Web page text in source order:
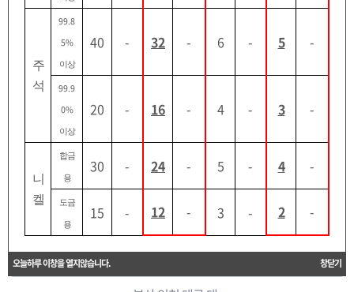
조달청 비축물자 홈페이지 게시하는원자재 판매가격은조달청 비축
이용업체 등록
한 실 수요업체가 조달청 비축기지에 보관된
를 구매할 경우에 적용되는 가격
원
자
품명
판매가격(부가세
포함)
알루미늄(서구산)
부산,인천,대구,대
전, 전북
5,690,000원/톤
알루미늄(비서구산) 5,580,000원/톤
주
석
99.8
5%
이상
40 - 32 - 6 - 5 -
99.9
0%
이상
20 - 16 - 4 - 3 -
니
켈
합금
용
30 - 24 - 5 - 4 -
도금
용
15 - 12 - 3 - 2 -
오늘하루 이창을 열지않습니다. 창닫기